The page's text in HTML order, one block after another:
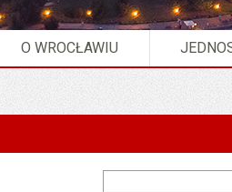
O WROCŁAWIU